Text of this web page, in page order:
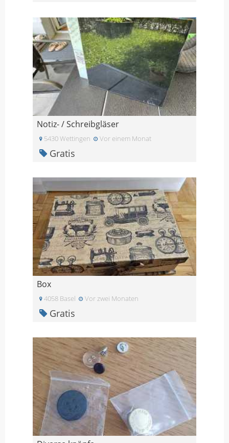
Notiz- / Schreibgläser
5430 Wettingen Vor einem Monat
Gratis
Box
4058 Basel Vor zwei Monaten
Gratis